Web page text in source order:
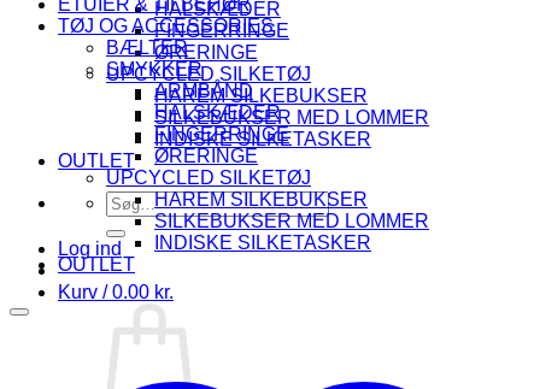
HALSKÆDER
FINGERRINGE
ØRERINGE
UPCYCLED SILKETØJ
HAREM SILKEBUKSER
SILKEBUKSER MED LOMMER
INDISKE SILKETASKER
OUTLET
Søg
efter:
Log ind
Kurv /0.00 kr.
TØJ OG ACCESSORIES
BÆLTER
SMYKKER
ARMBÅND
HALSKÆDER
FINGERRINGE
ØRERINGE
UPCYCLED SILKETØJ
HAREM SILKEBUKSER
SILKEBUKSER MED LOMMER
INDISKE SILKETASKER
OUTLET